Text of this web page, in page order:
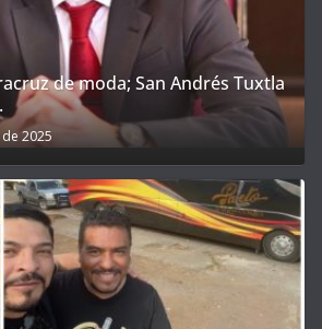
de moda; San Andrés Tuxtla
2025